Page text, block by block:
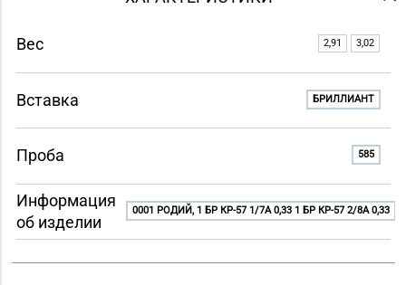
Вес 2,91 3,02
Вставка БРИЛЛИАНТ
Проба 585
Информация
об изделии
0001 РОДИЙ, 1 БР КР-57 1/7A 0,33 1 БР КР-57 2/8A 0,33